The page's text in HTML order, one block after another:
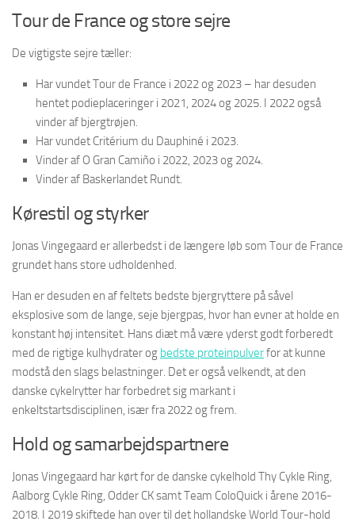
Tour de France og store sejre
De vigtigste sejre tæller:
Har vundet Tour de France i 2022 og 2023 – har desuden
hentet podieplaceringer i 2021, 2024 og 2025. I 2022 også
vinder af bjergtrøjen.
Har vundet Critérium du Dauphiné i 2023.
Vinder af O Gran Camiño i 2022, 2023 og 2024.
Vinder af Baskerlandet Rundt.
Kørestil og styrker
Jonas Vingegaard er allerbedst i de længere løb som Tour de France
grundet hans store udholdenhed.
Han er desuden en af feltets bedste bjergryttere på såvel
eksplosive som de lange, seje bjergpas, hvor han evner at holde en
konstant høj intensitet. Hans diæt må være yderst godt forberedt
med de rigtige kulhydrater og bedste proteinpulverfor at kunne
modstå den slags belastninger. Det er også velkendt, at den
danske cykelrytter har forbedret sig markant i
enkeltstartsdisciplinen, især fra 2022 og frem.
Hold og samarbejdspartnere
Jonas Vingegaard har kørt for de danske cykelhold Thy Cykle Ring,
Aalborg Cykle Ring, Odder CK samt Team ColoQuick i årene 2016-
2018. I 2019 skiftede han over til det hollandske World Tour-hold